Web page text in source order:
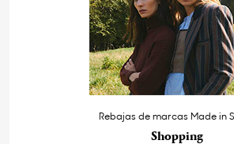
Rebajas de marcas Made in
Shopping